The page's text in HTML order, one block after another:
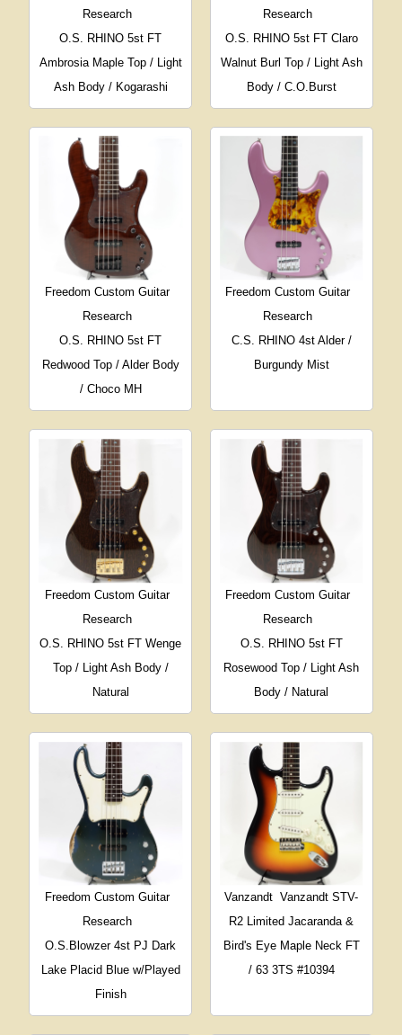
Research
O.S. RHINO 5st FT
Ambrosia Maple Top / Light
Ash Body / Kogarashi
Research
O.S. RHINO 5st FT Claro
Walnut Burl Top / Light Ash
Body / C.O.Burst
Freedom Custom Guitar
Research
O.S. RHINO 5st FT
Redwood Top / Alder Body
/ Choco MH
Freedom Custom Guitar
Research
C.S. RHINO 4st Alder /
Burgundy Mist
Freedom Custom Guitar
Research
O.S. RHINO 5st FT Wenge
Top / Light Ash Body /
Natural
Freedom Custom Guitar
Research
O.S. RHINO 5st FT
Rosewood Top / Light Ash
Body / Natural
Freedom Custom Guitar
Research
O.S.Blowzer 4st PJ Dark
Lake Placid Blue w/Played
Finish
Vanzandt Vanzandt STV-
R2 Limited Jacaranda &
Bird's Eye Maple Neck FT
/ 63 3TS #10394